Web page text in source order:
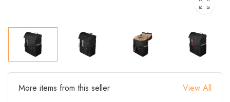
More items from this seller View All